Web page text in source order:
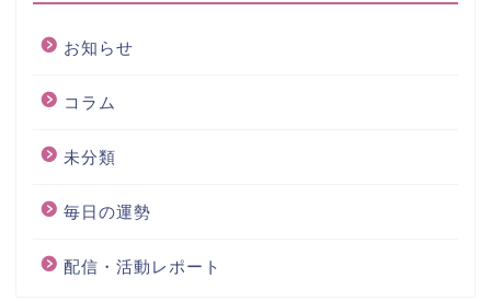
お知らせ
コラム
未分類
毎日の運勢
配信・活動レポート